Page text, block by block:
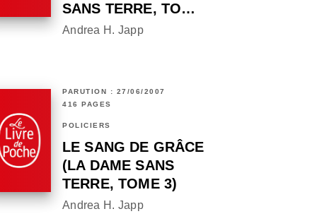
SANS TERRE, TO…
Andrea H. Japp
PARUTION : 27/06/2007
416 PAGES
POLICIERS
LE SANG DE GRÂCE
(LA DAME SANS
TERRE, TOME 3)
Andrea H. Japp